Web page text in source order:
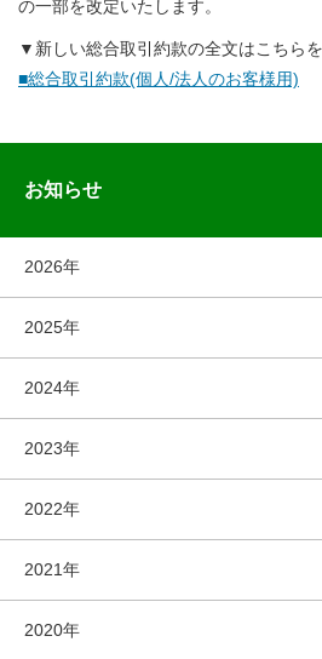
の一部を改定いたします。
▼新しい総合取引約款の全文はこちらを
■総合取引約款(個人/法人のお客様用)
お知らせ
2026年
2025年
2024年
2023年
2022年
2021年
2020年